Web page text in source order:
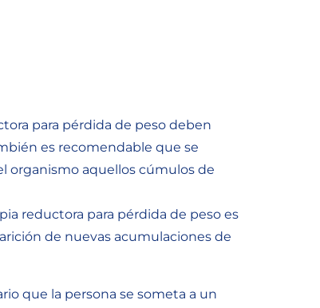
para pérdida de peso deben
es recomendable que se
organismo aquellos cúmulos de
reductora para pérdida de peso es
de nuevas acumulaciones de
que la persona se someta a un